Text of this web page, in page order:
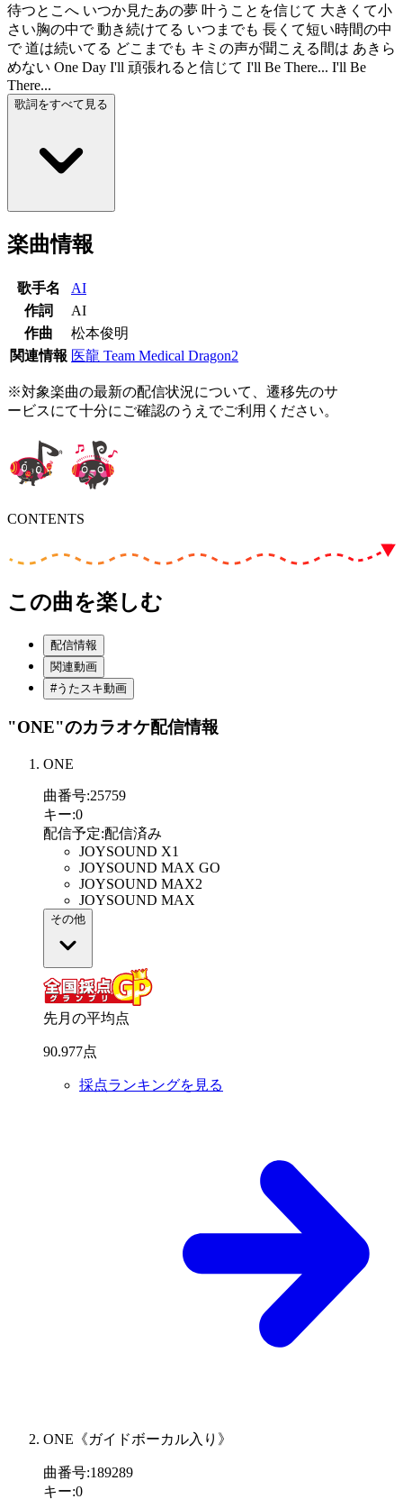
待つとこへ いつか見たあの夢 叶うことを信じて 大きくて小
さい胸の中で 動き続けてる いつまでも 長くて短い時間の中
で 道は続いてる どこまでも キミの声が聞こえる間は あきら
めない One Day I'll 頑張れると信じて I'll Be There... I'll Be
There...
歌詞をすべて見る
楽曲情報
歌手名
AI
作詞
AI
作曲
松本俊明
関連情報 医龍 Team Medical Dragon2
※対象楽曲の最新の配信状況について、遷移先のサ
ービスにて十分にご確認のうえでご利用ください。
CONTENTS
この曲を楽しむ
配信情報
関連動画
#うたスキ動画
"ONE"のカラオケ配信情報
ONE
曲番号:25759
キー:0
配信予定:配信済み
JOYSOUND X1
JOYSOUND MAX GO
JOYSOUND MAX2
JOYSOUND MAX
その他
先月の平均点
90.977点
採点ランキングを見る
ONE《ガイドボーカル入り》
曲番号:189289
キー:0